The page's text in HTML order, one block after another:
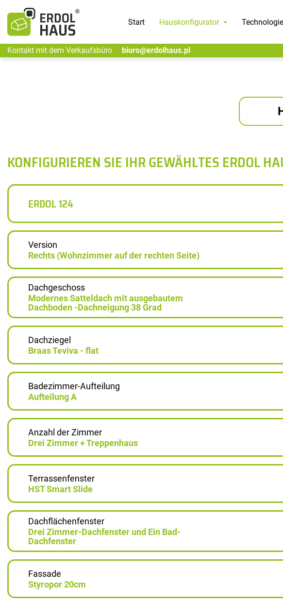
Start Hauskonfigurator Technologie
Kontakt mit dem Verkaufsbüro biuro@erdolhaus.pl
KONFIGURIEREN SIE IHR GEWÄHLTES ERDOL
ERDOL 124
Version
Rechts (Wohnzimmer auf der rechten Seite)
Dachgeschoss
Modernes Satteldach mit ausgebautem
Dachboden -Dachneigung 38 Grad
Dachziegel
Braas Teviva - flat
Badezimmer-Aufteilung
Aufteilung A
Anzahl der Zimmer
Drei Zimmer + Treppenhaus
Terrassenfenster
HST Smart Slide
Dachflächenfenster
Drei Zimmer-Dachfenster und Ein Bad-
Dachfenster
Fassade
Styropor 20cm